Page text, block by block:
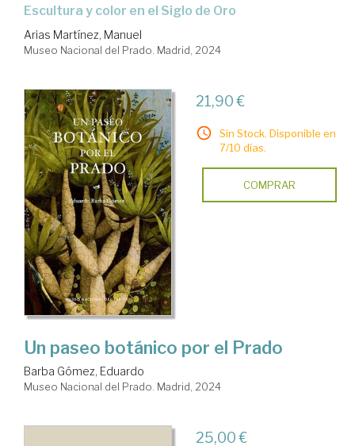
Escultura y color en el Siglo de Oro
Arias Martínez, Manuel
Museo Nacional del Prado. Madrid, 2024
21,90 €
Sin Stock. Disponible en
7/10 días.
COMPRAR
Un paseo botánico por el Prado
Barba Gómez, Eduardo
Museo Nacional del Prado. Madrid, 2024
25,00 €